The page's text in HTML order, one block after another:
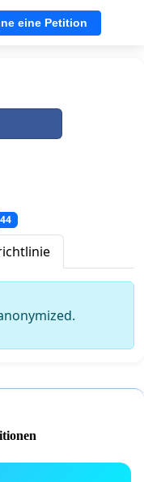
eine Petition
44